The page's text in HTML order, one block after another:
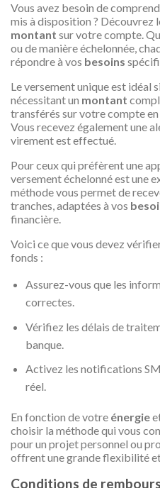
Vous avez besoin de
mis à disposition ? Découvrez
montant sur votre compte.
ou de manière échelonnée,
répondre à vos besoins
Le versement unique est idéal
nécessitant un montant
transférés sur votre compte
Vous recevez également une
virement est effectué.
Pour ceux qui préfèrent une
versement échelonné est une
méthode vous permet de
tranches, adaptées à vos
financière.
Voici ce que vous devez
fonds :
Assurez-vous que les
correctes.
Vérifiez les délais de
banque.
Activez les notifications
réel.
En fonction de votre énergie
choisir la méthode qui vous
pour un projet personnel ou
offrent une grande flexibilité
Conditions de